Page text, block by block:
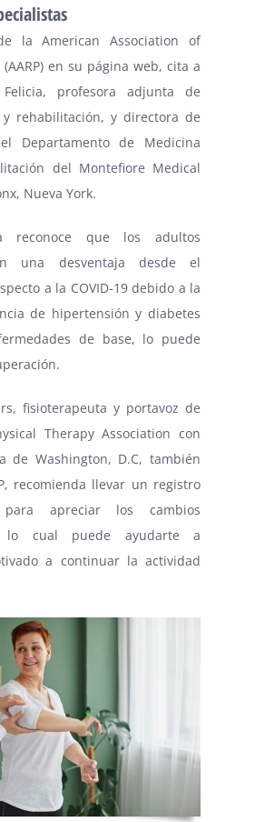
la American Association of
en su página web, cita a
profesora adjunta de
rehabilitación, y directora de
Departamento de Medicina
del Montefiore Medical
Nueva York.
reconoce que los adultos
una desventaja desde el
a la COVID-19 debido a la
de hipertensión y diabetes
de base, lo puede
fisioterapeuta y portavoz de
Therapy Association con
de Washington, D.C, también
recomienda llevar un registro
apreciar los cambios
lo cual puede ayudarte a
a continuar la actividad